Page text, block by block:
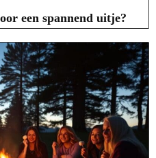
een spannend uitje?